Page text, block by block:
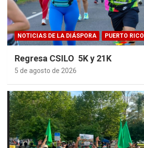
NOTICIAS DE LA DIÁSPORA PUERTO RICO
Regresa CSILO 5K y 21K
5 de agosto de 2026